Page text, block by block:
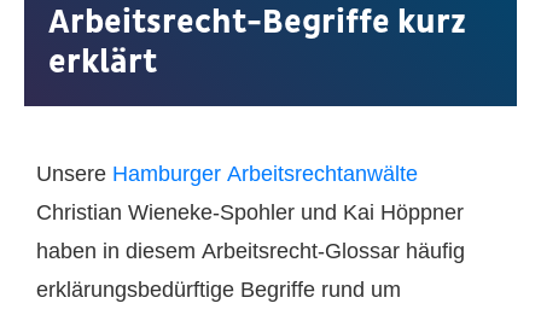
Arbeitsrecht-Begriffe kurz
erklärt
Unsere Hamburger Arbeitsrechtanwälte
Christian Wieneke-Spohler und Kai Höppner
haben in diesem Arbeitsrecht-Glossar häufig
erklärungsbedürftige Begriffe rund um